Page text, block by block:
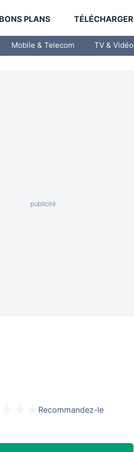
BONS PLANS TÉLÉCHARGER
Mobile & Telecom TV & Vidéo
Recommandez-le